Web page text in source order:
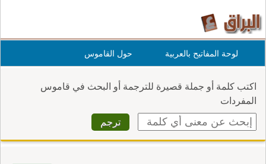
لوحة المفاتيح بالعربية حول القاموس
اكتب كلمة أو جملة قصيرة للترجمة أو البحث في قاموس
المفردات